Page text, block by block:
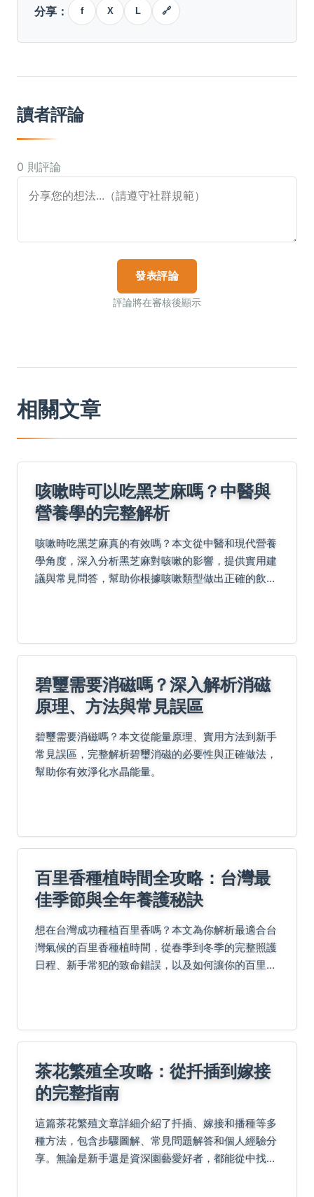
分享： f X L 🔗
讀者評論
0 則評論
發表評論
評論將在審核後顯示
相關文章
咳嗽時可以吃黑芝麻嗎？中醫與
營養學的完整解析
咳嗽時吃黑芝麻真的有效嗎？本文從中醫和現代營養
學角度，深入分析黑芝麻對咳嗽的影響，提供實用建
議與常見問答，幫助你根據咳嗽類型做出正確的飲食
碧璽需要消磁嗎？深入解析消磁
原理、方法與常見誤區
碧璽需要消磁嗎？本文從能量原理、實用方法到新手
常見誤區，完整解析碧璽消磁的必要性與正確做法，
幫助你有效淨化水晶能量。
百里香種植時間全攻略：台灣最
佳季節與全年養護秘訣
想在台灣成功種植百里香嗎？本文為你解析最適合台
灣氣候的百里香種植時間，從春季到冬季的完整照護
日程、新手常犯的致命錯誤，以及如何讓你的百里香
茶花繁殖全攻略：從扦插到嫁接
的完整指南
這篇茶花繁殖文章詳細介紹了扦插、嫁接和播種等多
種方法，包含步驟圖解、常見問題解答和個人經驗分
享。無論是新手還是資深園藝愛好者，都能從中找到